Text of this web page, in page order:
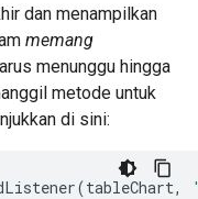
dan menampilkan
memang
menunggu hingga
metode untuk
di sini:
(tableChart,